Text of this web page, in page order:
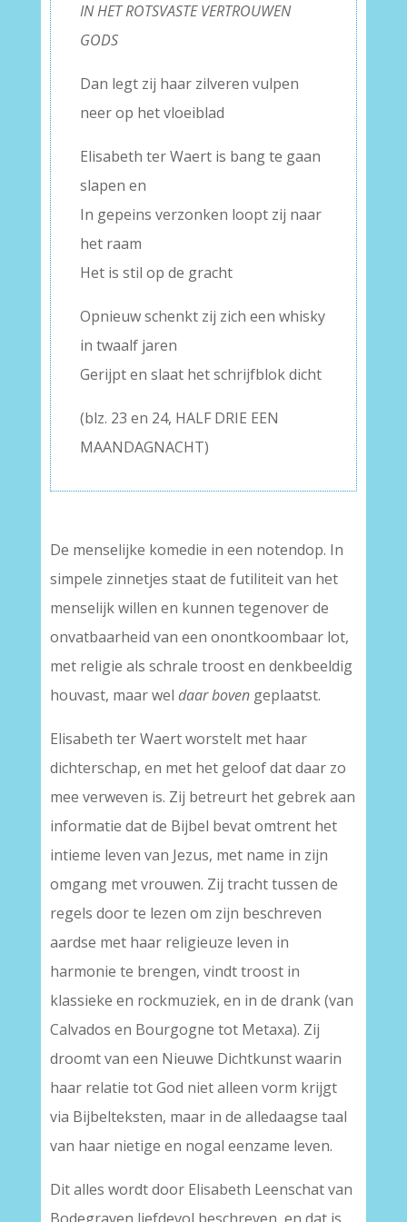
IN HET ROTSVASTE VERTROUWEN
GODS
Dan legt zij haar zilveren vulpen
neer op het vloeiblad
Elisabeth ter Waert is bang te gaan
slapen en
In gepeins verzonken loopt zij naar
het raam
Het is stil op de gracht
Opnieuw schenkt zij zich een whisky
in twaalf jaren
Gerijpt en slaat het schrijfblok dicht
(blz. 23 en 24, HALF DRIE EEN
MAANDAGNACHT)
De menselijke komedie in een notendop. In
simpele zinnetjes staat de futiliteit van het
menselijk willen en kunnen tegenover de
onvatbaarheid van een onontkoombaar lot,
met religie als schrale troost en denkbeeldig
houvast, maar wel daar bovengeplaatst.
Elisabeth ter Waert worstelt met haar
dichterschap, en met het geloof dat daar zo
mee verweven is. Zij betreurt het gebrek aan
informatie dat de Bijbel bevat omtrent het
intieme leven van Jezus, met name in zijn
omgang met vrouwen. Zij tracht tussen de
regels door te lezen om zijn beschreven
aardse met haar religieuze leven in
harmonie te brengen, vindt troost in
klassieke en rockmuziek, en in de drank (van
Calvados en Bourgogne tot Metaxa). Zij
droomt van een Nieuwe Dichtkunst waarin
haar relatie tot God niet alleen vorm krijgt
via Bijbelteksten, maar in de alledaagse taal
van haar nietige en nogal eenzame leven.
Dit alles wordt door Elisabeth Leenschat van